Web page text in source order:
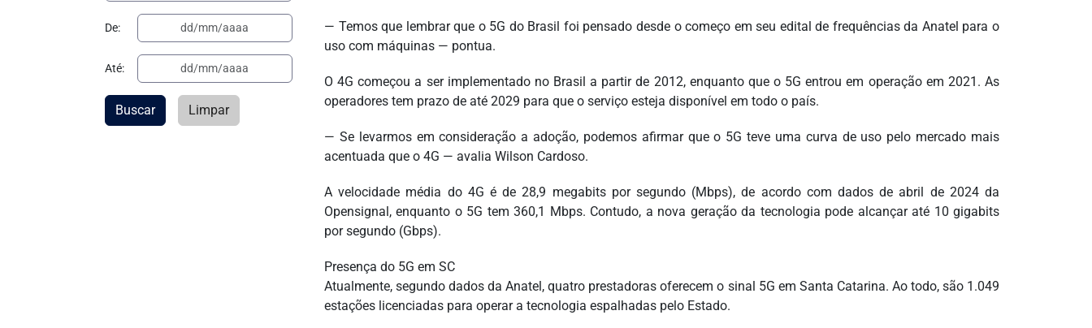
— Temos que lembrar que o 5G do Brasil foi pensado desde o começo em seu edital de frequências da Anatel para o
uso com máquinas — pontua.
O 4G começou a ser implementado no Brasil a partir de 2012, enquanto que o 5G entrou em operação em 2021. As
operadores tem prazo de até 2029 para que o serviço esteja disponível em todo o país.
— Se levarmos em consideração a adoção, podemos afirmar que o 5G teve uma curva de uso pelo mercado mais
acentuada que o 4G — avalia Wilson Cardoso.
A velocidade média do 4G é de 28,9 megabits por segundo (Mbps), de acordo com dados de abril de 2024 da
Opensignal, enquanto o 5G tem 360,1 Mbps. Contudo, a nova geração da tecnologia pode alcançar até 10 gigabits
por segundo (Gbps).
Presença do 5G em SC
Atualmente, segundo dados da Anatel, quatro prestadoras oferecem o sinal 5G em Santa Catarina. Ao todo, são 1.049
estações licenciadas para operar a tecnologia espalhadas pelo Estado.
De:
Até:
Buscar Limpar